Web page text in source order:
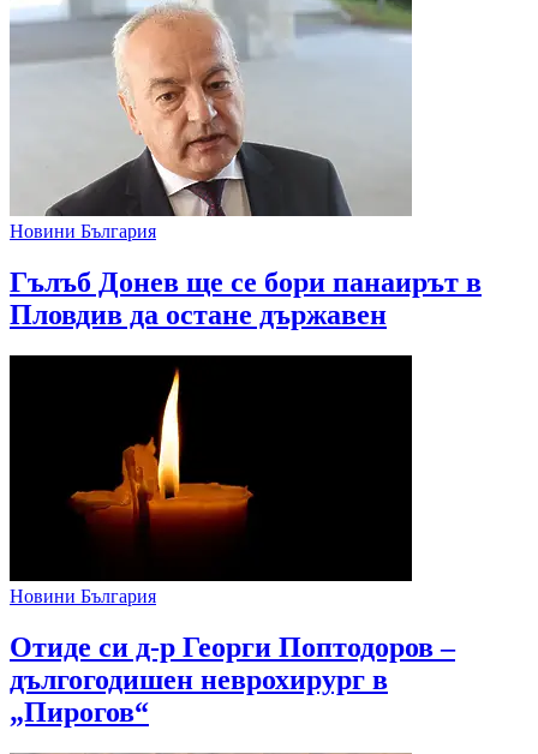
Новини България
Гълъб Донев ще се бори панаирът в
Пловдив да остане държавен
Новини България
Отиде си д-р Георги Поптодоров –
дългогодишен неврохирург в
„Пирогов“